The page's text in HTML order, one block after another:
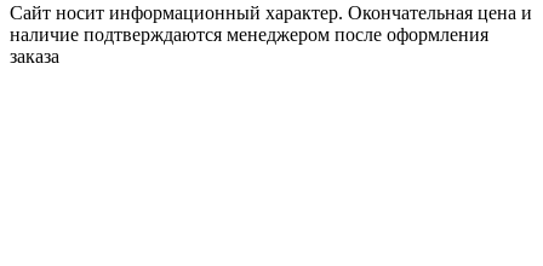
Сайт носит информационный характер. Окончательная цена и
наличие подтверждаются менеджером после оформления
заказа